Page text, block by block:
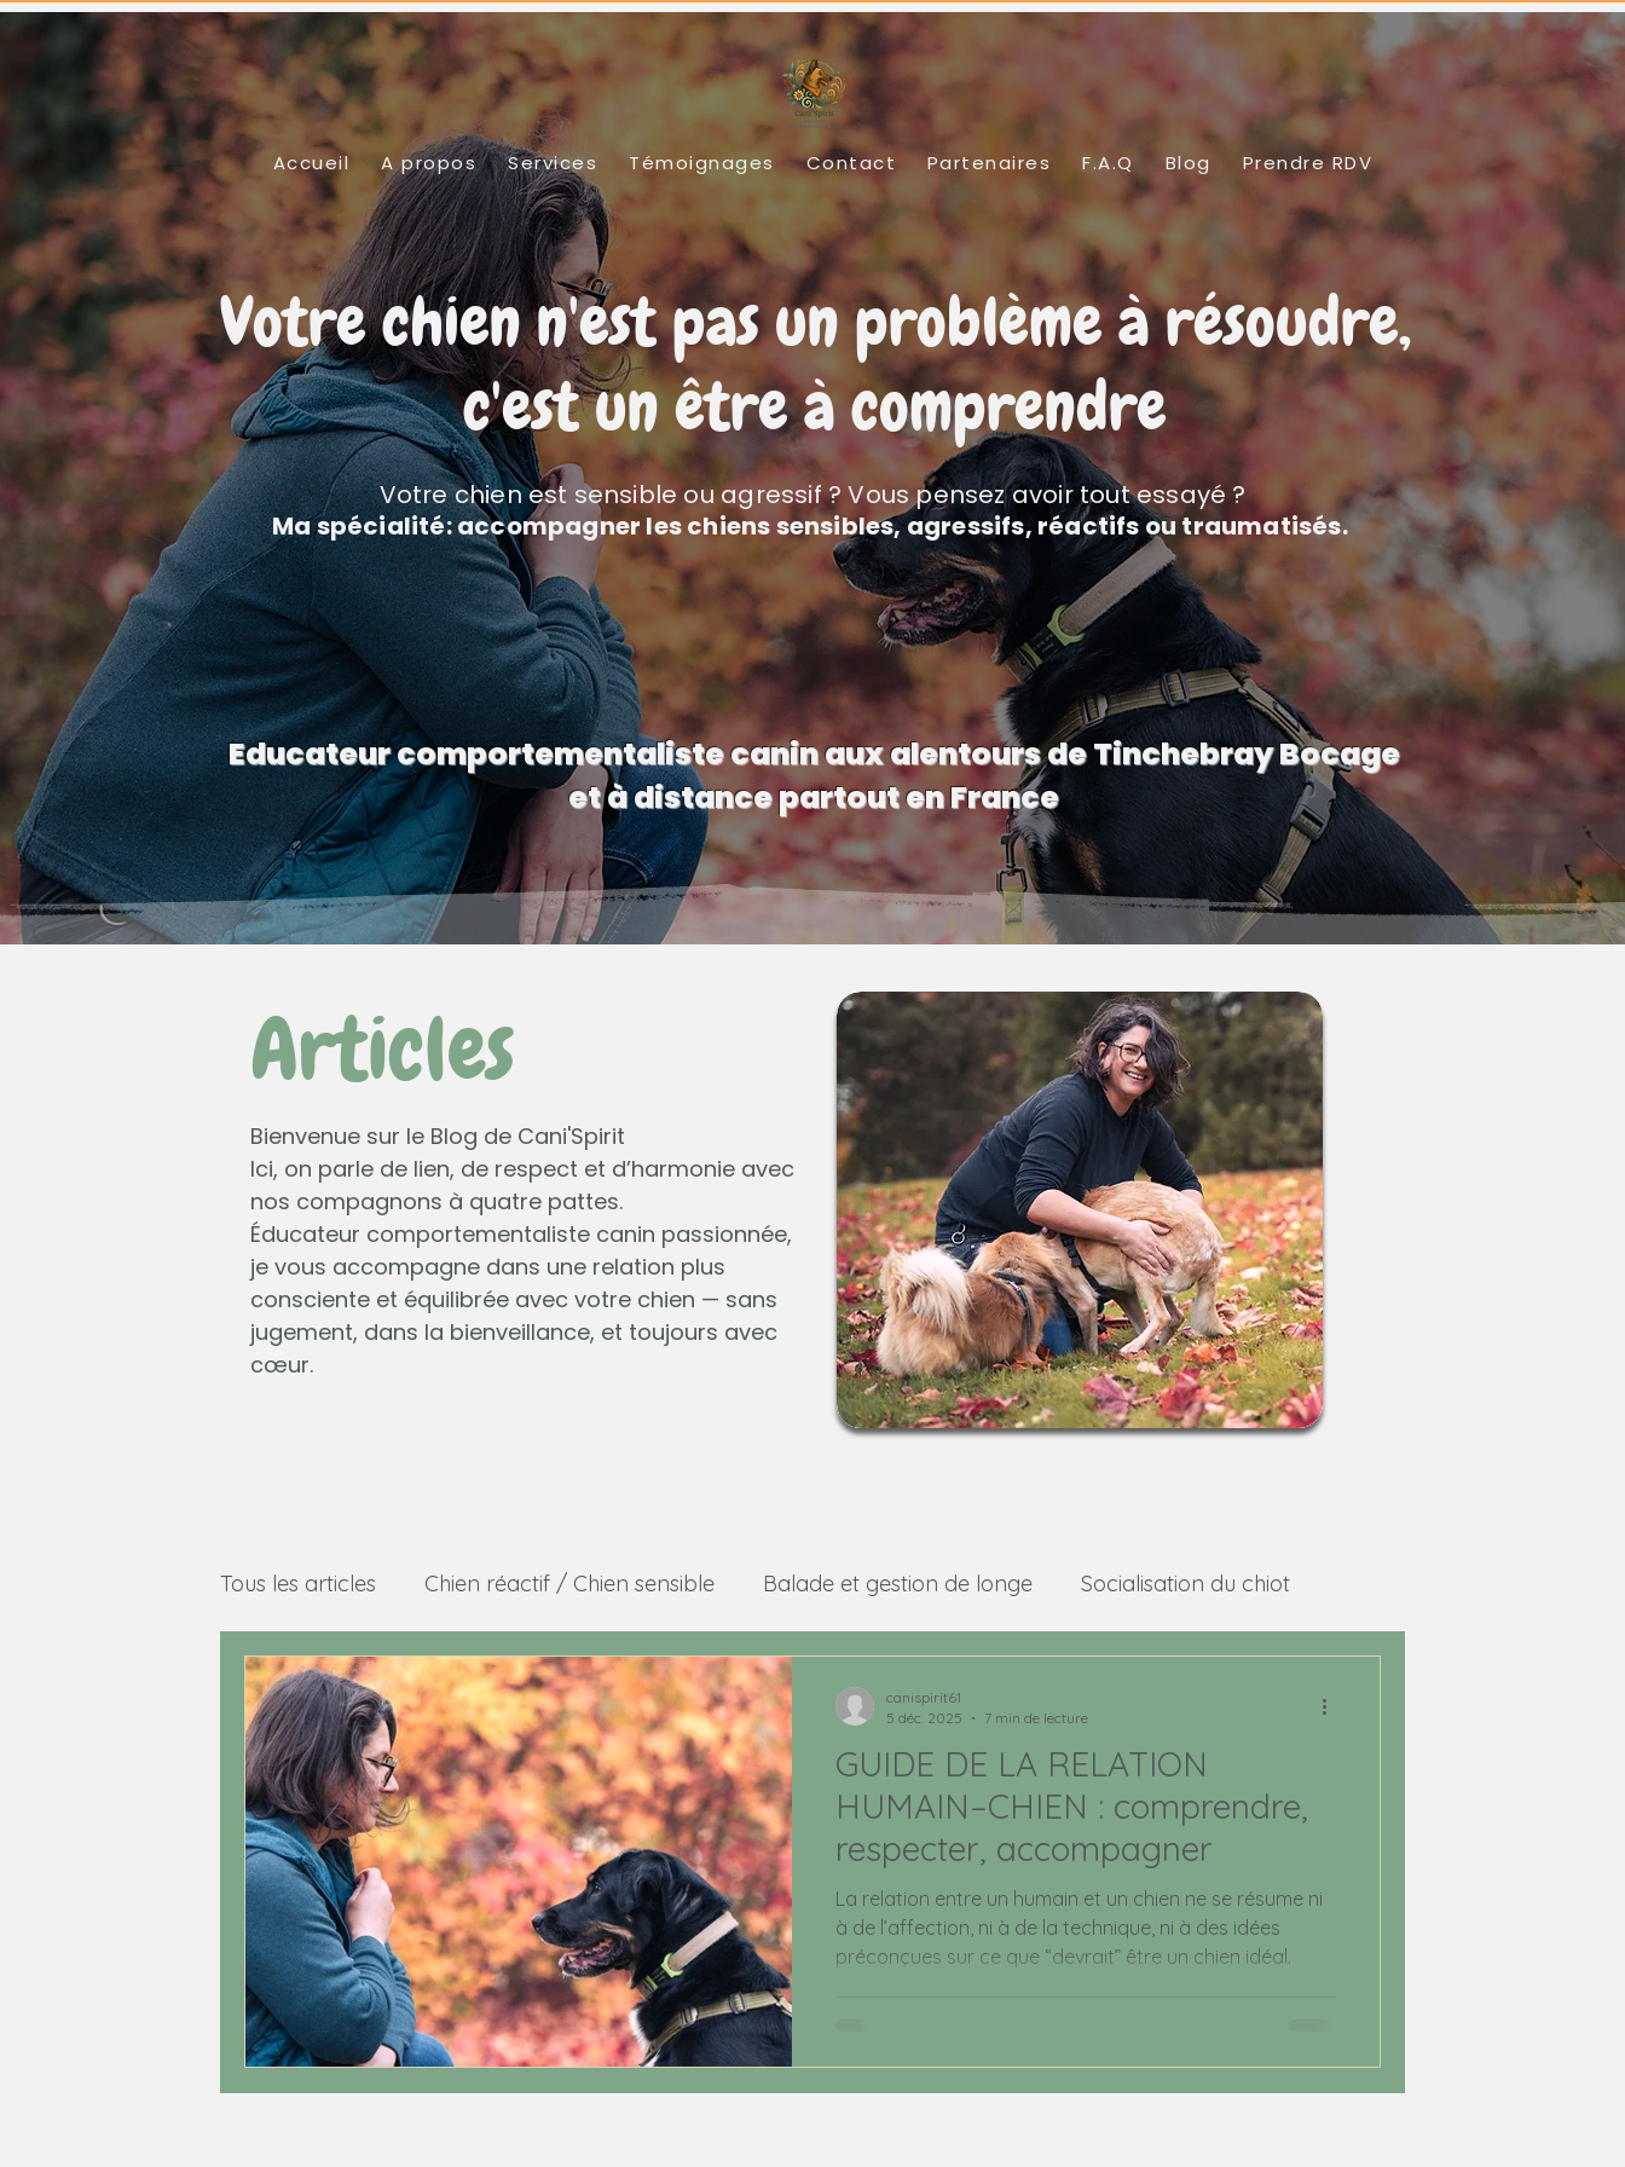
Accueil A propos Services Témoignages Contact Partenaires F.A.Q Blog Prendre RDV
Votre chien n'est pas un problème à résoudre,
c'est un être à comprendre
Votre chien est sensible ou agressif ? Vous pensez avoir tout essayé ?
Ma spécialité: accompagner les chiens sensibles, agressifs, réactifs ou traumatisés.
Educateur comportementaliste canin aux alentours de Tinchebray Bocage
et à distance partout en France
Bienvenue sur le Blog de Cani'Spirit
Ici, on parle de lien, de respect et d’harmonie avec
nos compagnons à quatre pattes.
Éducateur comportementaliste canin passionnée,
je vous accompagne dans une relation plus
consciente et équilibrée avec votre chien — sans
jugement, dans la bienveillance, et toujours avec
cœur.
Articles
Tous les articles Chien réactif / Chien sensible Balade et gestion de longe Socialisation du chiot
Méthodes d'éducation canine Relation humain chien
GUIDE DE LA RELATION
HUMAIN–CHIEN : comprendre,
respecter, accompagner
La relation entre un humain et un chien ne se résume ni
à de l’affection, ni à de la technique, ni à des idées
préconçues sur ce que “devrait” être un chien idéal.
canispirit61
5 déc. 2025
7 min de lecture